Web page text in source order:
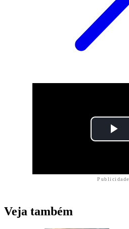
Publicidade
Veja também